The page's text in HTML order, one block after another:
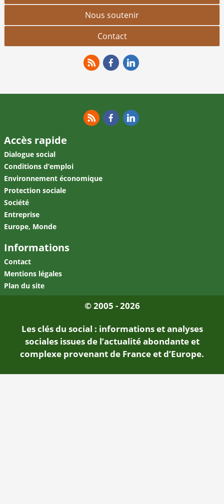
Nous soutenir
Contact
Accès rapide
Dialogue social
Conditions d’emploi
Environnement économique
Protection sociale
Société
Entreprise
Europe, Monde
Informations
Contact
Mentions légales
Plan du site
© 2005 - 2026
Les clés du social : informations et analyses
sociales issues de l’actualité abondante et
complexe provenant de France et d’Europe.